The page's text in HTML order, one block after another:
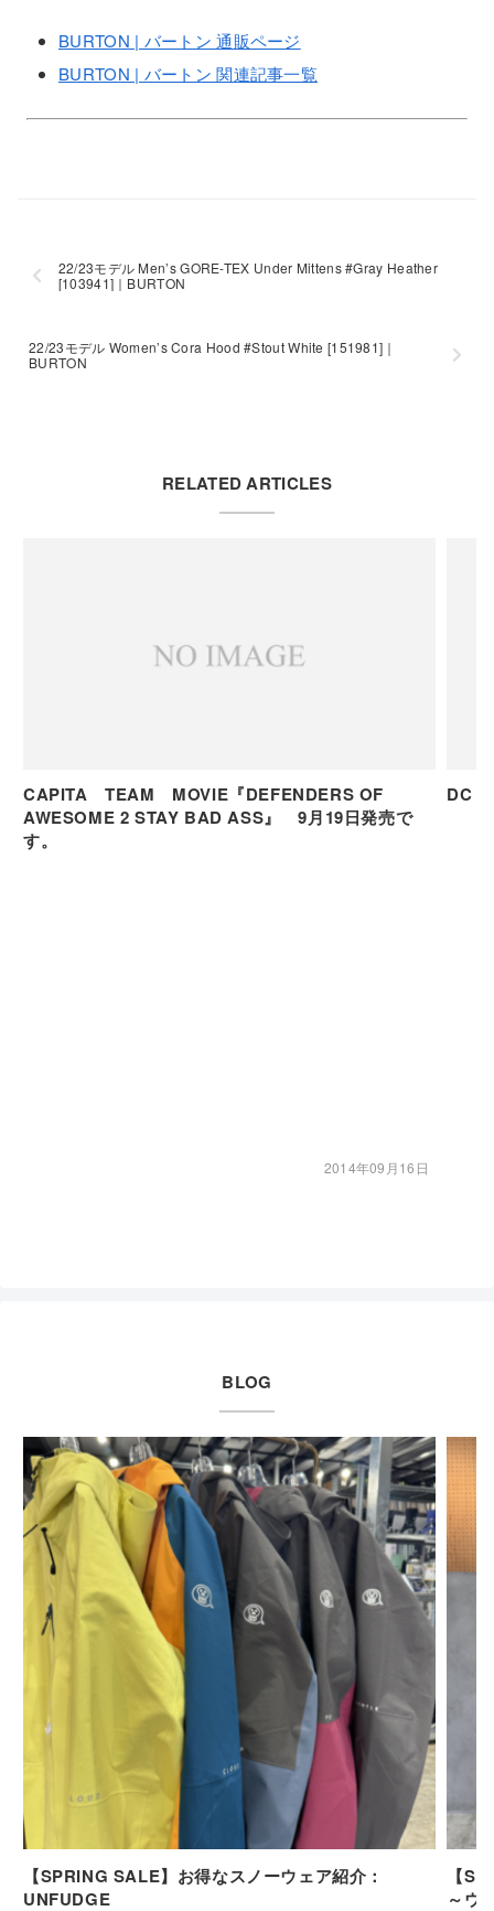
BURTON | バートン 通販ページ
BURTON | バートン 関連記事一覧
22/23モデル Men’s GORE-TEX Under Mittens #Gray Heather
[103941]｜BURTON
22/23モデル Women’s Cora Hood #Stout White [151981]｜
BURTON
RELATED ARTICLES
CAPITA TEAM MOVIE『DEFENDERS OF
AWESOME 2 STAY BAD ASS』 9月19日発売で
す。
2014年09月16日
BLOG
【SPRING SALE】お得なスノーウェア紹介：
UNFUDGE
【
～ウ